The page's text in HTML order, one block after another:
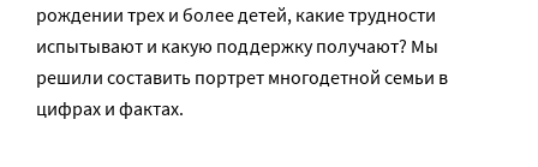
рождении трех и более детей, какие трудности
испытывают и какую поддержку получают? Мы
решили составить портрет многодетной семьи в
цифрах и фактах.